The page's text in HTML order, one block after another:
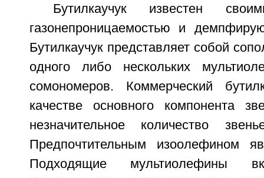
Бутилкаучук известен
газонепроницаемостью и
Бутилкаучук представляет собой
одного либо нескольких
сомономеров. Коммерческий
качестве основного компонента
незначительное количество
Предпочтительным изоолефином
Подходящие мультиолефины